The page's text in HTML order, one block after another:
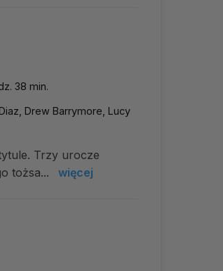
38 min.
Drew Barrymore, Lucy
Trzy urocze
tożsa...
więcej